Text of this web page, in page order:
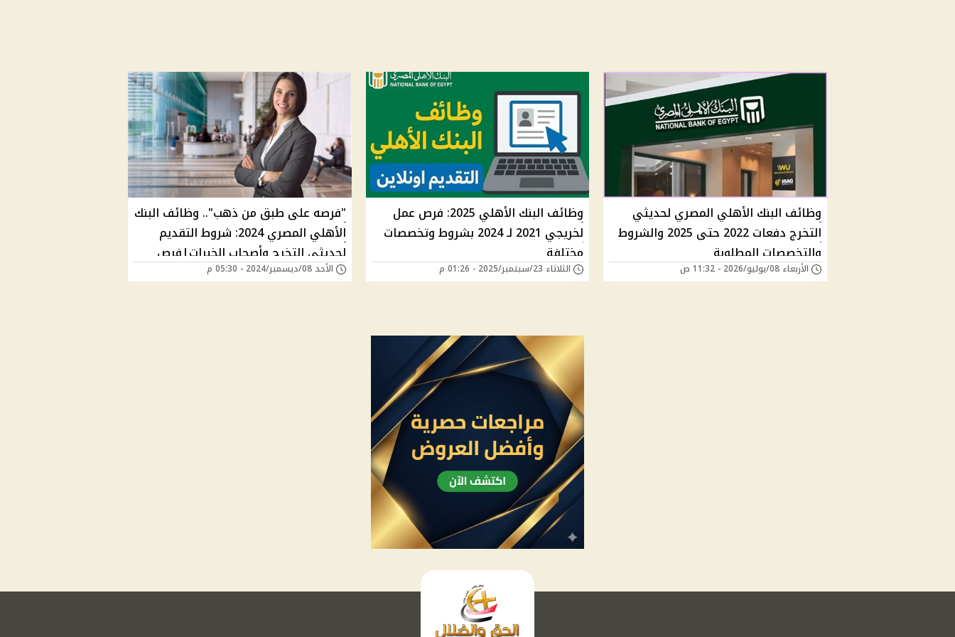
وظائف البنك الأهلي المصري لحديثي
التخرج دفعات 2022 حتى 2025 والشروط
والتخصصات المطلوبة
الأربعاء 08/يوليو/2026 - 11:32 ص
وظائف البنك الأهلي 2025: فرص عمل
لخريجي 2021 لـ 2024 بشروط وتخصصات
مختلفة
الثلاثاء 23/سبتمبر/2025 - 01:26 م
"فرصه على طبق من ذهب".. وظائف البنك
الأهلي المصري 2024: شروط التقديم
لحديثي التخرج وأصحاب الخبرات|فرص
عمل مميزة ومزايا متعددة
الأحد 08/ديسمبر/2024 - 05:30 م